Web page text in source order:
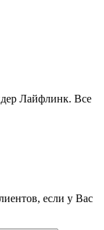
Лайфлинк. Все
если у Вас